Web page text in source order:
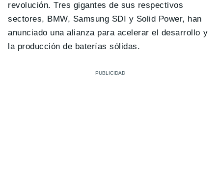
revolución. Tres gigantes de sus respectivos
sectores, BMW, Samsung SDI y Solid Power, han
anunciado una alianza para acelerar el desarrollo y
la producción de baterías sólidas.